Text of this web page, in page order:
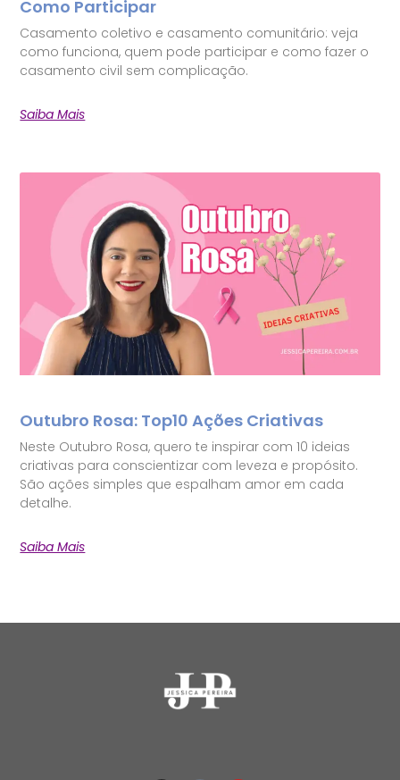
Como Participar
Casamento coletivo e casamento comunitário: veja
como funciona, quem pode participar e como fazer o
casamento civil sem complicação.
Saiba Mais
Outubro Rosa: Top10 Ações Criativas
Neste Outubro Rosa, quero te inspirar com 10 ideias
criativas para conscientizar com leveza e propósito.
São ações simples que espalham amor em cada
detalhe.
Saiba Mais